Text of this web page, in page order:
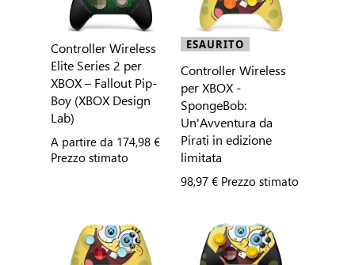
Controller Wireless
Elite Series 2 per
XBOX – Fallout Pip-
Boy (XBOX Design
Lab)
A partire da 174,98 €
Prezzo stimato
ESAURITO
Controller Wireless
per XBOX -
SpongeBob:
Un'Avventura da
Pirati in edizione
limitata
98,97 € Prezzo stimato